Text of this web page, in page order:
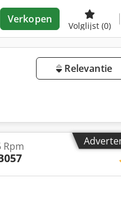
Verkopen
Volglijst (0)
Relevantie
Rpm